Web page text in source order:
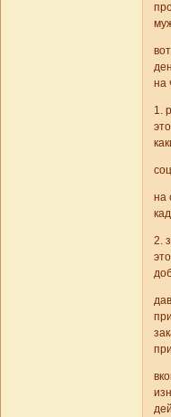
на
1.
на
2.